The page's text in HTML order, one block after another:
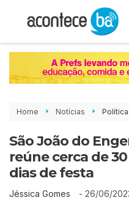
Home Notícias Política
São João do
reúne cerca de
dias de festa
Jéssica Gomes - 26/06/